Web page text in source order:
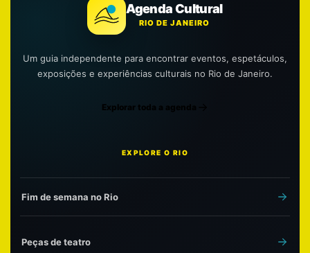
Agenda Cultural
RIO DE JANEIRO
Um guia independente para encontrar eventos, espetáculos,
exposições e experiências culturais no Rio de Janeiro.
Explorar toda a agenda
EXPLORE O RIO
Fim de semana no Rio
Peças de teatro